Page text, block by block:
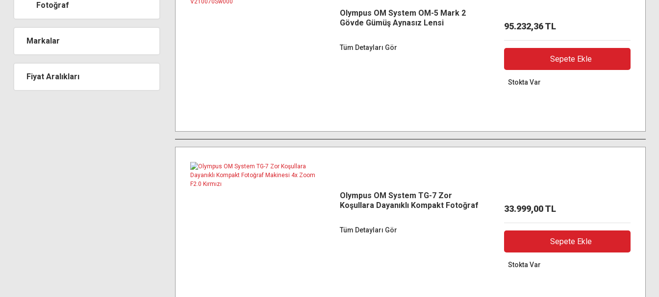
Fotoğraf
Markalar
Fiyat Aralıkları
Olympus OM System OM-5 Mark 2
Gövde Gümüş Aynasız Lensi
Tüm Detayları Gör
95.232,36 TL
Sepete Ekle
Stokta Var
Olympus OM System TG-7 Zor
Koşullara Dayanıklı Kompakt Fotoğraf
Tüm Detayları Gör
33.999,00 TL
Sepete Ekle
Stokta Var